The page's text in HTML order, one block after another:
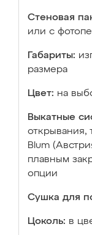
Стеновая
или с
Габариты:
размера
Цвет: на
Выкатные
открывания,
Blum
плавным
опции
Сушка для
Цоколь: в